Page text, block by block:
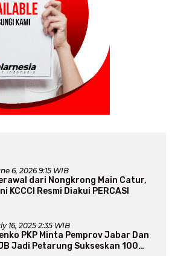
6, 2026 9:15 WIB
dari Nongkrong Main Catur,
KCCCI Resmi Diakui PERCASI
16, 2025 2:35 WIB
PKP Minta Pemprov Jabar Dan
Jadi Petarung Sukseskan 100